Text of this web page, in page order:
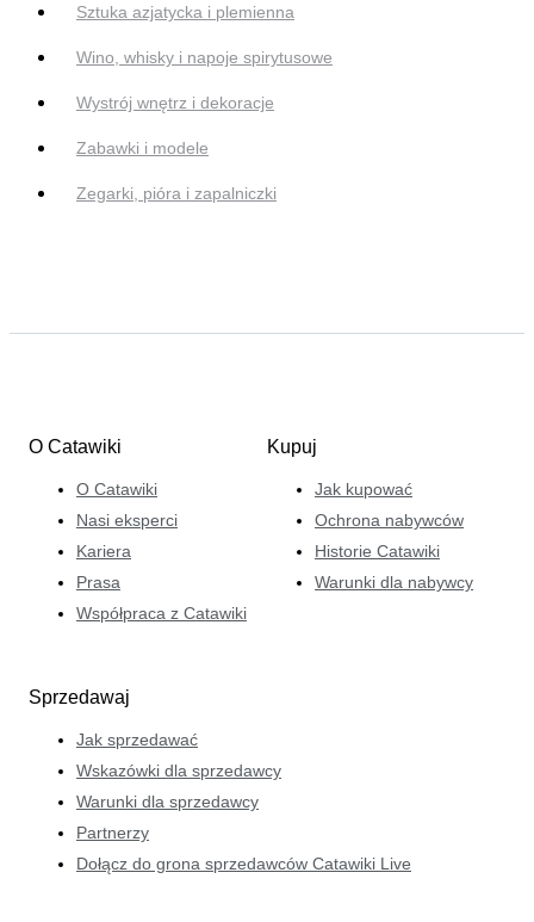
Sztuka azjatycka i plemienna
Wino, whisky i napoje spirytusowe
Wystrój wnętrz i dekoracje
Zabawki i modele
Zegarki, pióra i zapalniczki
O Catawiki
O Catawiki
Nasi eksperci
Kariera
Prasa
Współpraca z Catawiki
Kupuj
Jak kupować
Ochrona nabywców
Historie Catawiki
Warunki dla nabywcy
Sprzedawaj
Jak sprzedawać
Wskazówki dla sprzedawcy
Warunki dla sprzedawcy
Partnerzy
Dołącz do grona sprzedawców Catawiki Live